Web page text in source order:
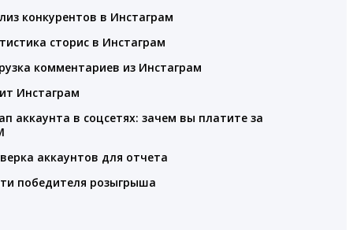
конкурентов в Инстаграм
сторис в Инстаграм
комментариев из Инстаграм
Инстаграм
аккаунта в соцсетях: зачем вы платите за
аккаунтов для отчета
победителя розыгрыша